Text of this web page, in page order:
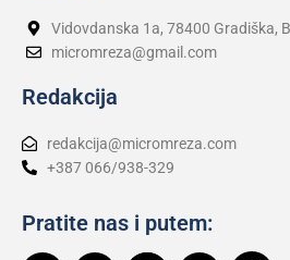
Vidovdanska 1a, 78400 Gradiška,
micromreza@gmail.com
Redakcija
redakcija@micromreza.com
+387 066/938-329
Pratite nas i putem: